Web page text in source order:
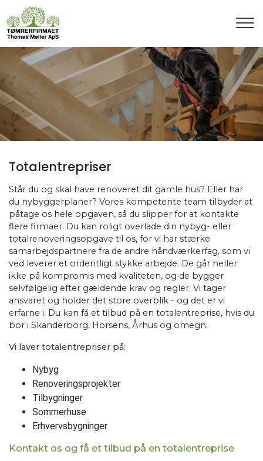
til
hovedindhold
Totalentrepriser
Står du og skal have renoveret dit gamle hus? Eller har
du nybyggerplaner? Vores kompetente team tilbyder at
påtage os hele opgaven, så du slipper for at kontakte
flere firmaer. Du kan roligt overlade din nybyg- eller
totalrenoveringsopgave til os, for vi har stærke
samarbejdspartnere fra de andre håndværkerfag, som vi
ved leverer et ordentligt stykke arbejde. De går heller
ikke på kompromis med kvaliteten, og de bygger
selvfølgelig efter gældende krav og regler. Vi tager
ansvaret og holder det store overblik - og det er vi
erfarne i. Du kan få et tilbud på en totalentreprise, hvis du
bor i Skanderborg, Horsens, Århus og omegn.
Vi laver totalentrepriser på:
Nybyg
Renoveringsprojekter
Tilbygninger
Sommerhuse
Erhvervsbygninger
Kontakt os og få et tilbud på en totalentreprise